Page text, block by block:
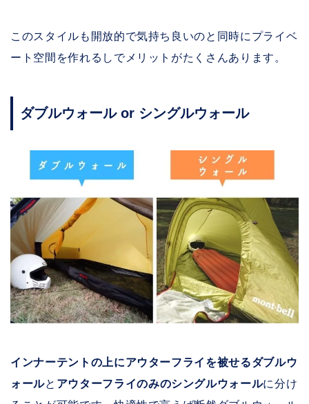
このスタイルも開放的で気持ち良いのと同時にプライベ
ート空間を作れるしでメリットがたくさんあります。
ダブルウォール or シングルウォール
インナーテントの上にアウターフライを被せるダブルウ
ォールと アウターフライのみのシングルウォールに分け